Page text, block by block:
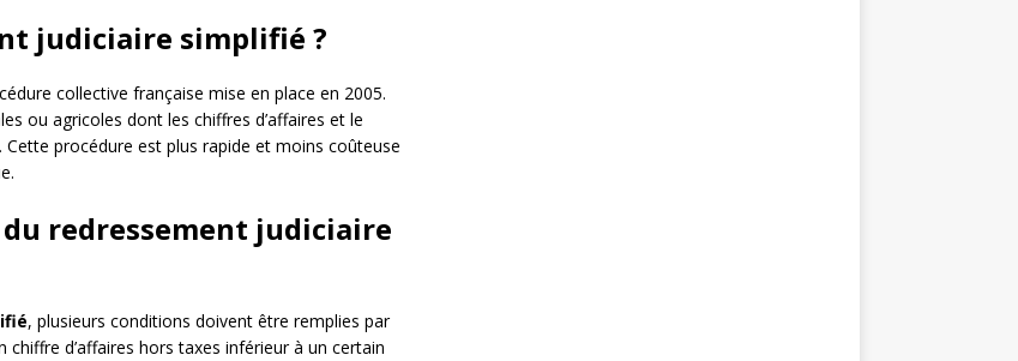
judiciaire simplifié ?
collective française mise en place en 2005.
ou agricoles dont les chiffres d’affaires et le
procédure est plus rapide et moins coûteuse
redressement judiciaire
, plusieurs conditions doivent être remplies par
d’affaires hors taxes inférieur à un certain